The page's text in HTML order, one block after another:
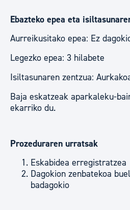
Ebazteko epea eta
Aurreikusitako epea: Ez
Legezko epea: 3 hilabete
Isiltasunaren zentzua:
Baja eskatzeak aparkaleku-
ekarriko du.
Prozeduraren urratsak
Eskabidea erregistratzea
Dagokion zenbatekoa
badagokio